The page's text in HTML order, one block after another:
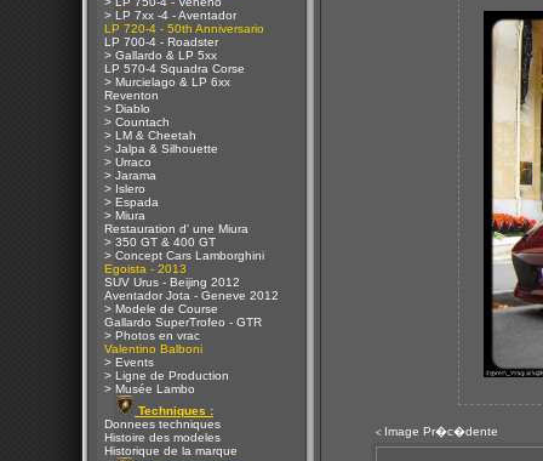
> LP 7xx -4 - Aventador
LP 720-4 - 50th Anniversario
LP 700-4 - Roadster
> Gallardo & LP 5xx
LP 570-4 Squadra Corse
> Murcielago & LP 6xx
Reventon
> Diablo
> Countach
> LM & Cheetah
> Jalpa & Silhouette
> Urraco
> Jarama
> Islero
> Espada
> Miura
Restauration d' une Miura
> 350 GT & 400 GT
> Concept Cars Lamborghini
Egoista - 2013
SUV Urus - Beijing 2012
Aventador Jota - Geneve 2012
> Modele de Course
Gallardo SuperTrofeo - GTR
> Photos en vrac
Valentino Balboni
> Events
> Ligne de Production
> Musée Lambo
Techniques :
Donnees techniques
Histoire des modeles
Historique de la marque
< Image Pr�c�dente